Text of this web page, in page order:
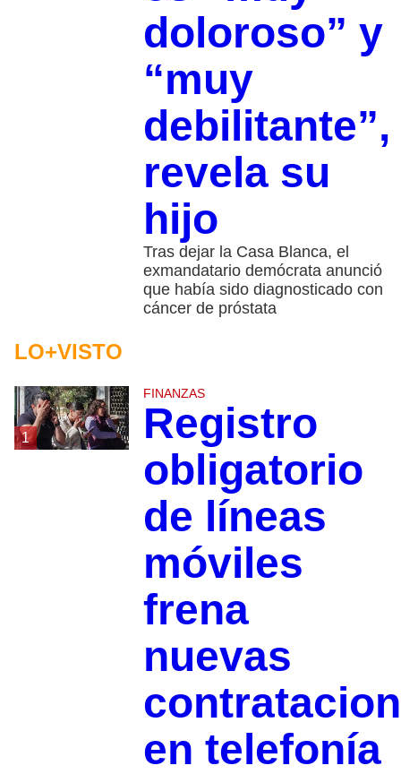
doloroso” y
“muy
debilitante”,
revela su
hijo
Tras dejar la Casa Blanca, el
exmandatario demócrata anunció
que había sido diagnosticado con
cáncer de próstata
LO+VISTO
1
FINANZAS
Registro
obligatorio
de líneas
móviles
frena
nuevas
en telefonía